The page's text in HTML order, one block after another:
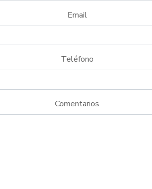
Email
Teléfono
Comentarios